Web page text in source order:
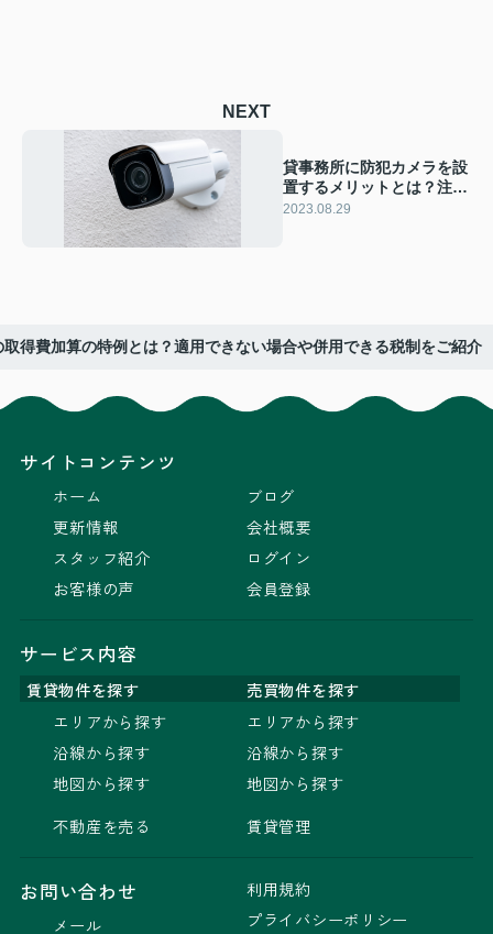
NEXT
貸事務所に防犯カメラを設
置するメリットとは？注意
点についても解説！
2023.08.29
取得費加算の特例とは？適用できない場合や併用できる税制をご紹介
サイトコンテンツ
ホーム
更新情報
スタッフ紹介
お客様の声
ブログ
会社概要
ログイン
会員登録
サービス内容
賃貸物件を探す
売買物件を探す
エリアから探す
沿線から探す
地図から探す
不動産を売る
エリアから探す
沿線から探す
地図から探す
賃貸管理
お問い合わせ
メール
利用規約
プライバシーポリシー